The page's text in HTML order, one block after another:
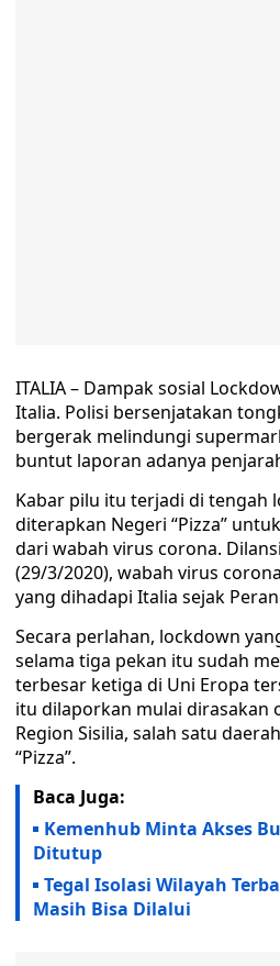
ITALIA – Dampak sosial
Italia. Polisi bersenjatakan
bergerak melindungi
buntut laporan adanya
Kabar pilu itu terjadi di tengah
diterapkan Negeri “Pizza”
dari wabah virus corona.
(29/3/2020), wabah virus
yang dihadapi Italia sejak
Secara perlahan, lockdown
selama tiga pekan itu sudah
terbesar ketiga di Uni Eropa
itu dilaporkan mulai dirasakan
Region Sisilia, salah satu
“Pizza”.
Baca Juga:
Kemenhub Minta Akses
Ditutup
Tegal Isolasi Wilayah
Masih Bisa Dilalui